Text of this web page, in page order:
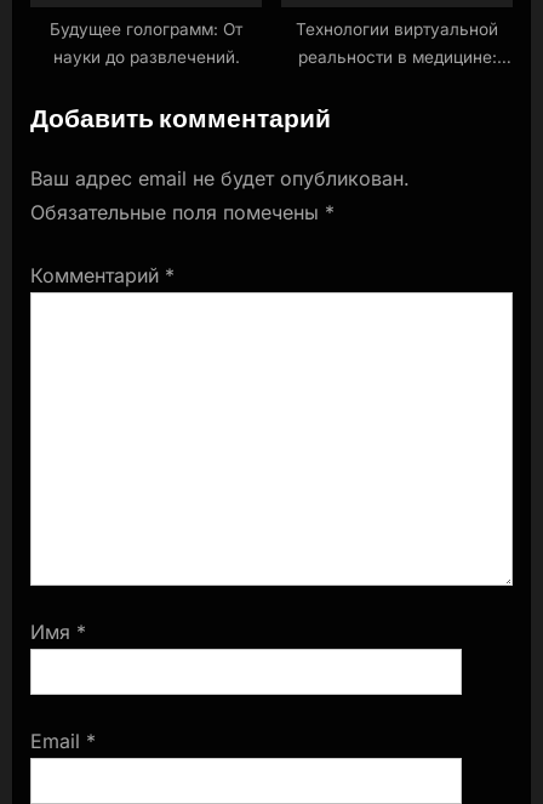
Будущее голограмм: От
науки до развлечений.
Технологии виртуальной
реальности в медицине:
психических расстройств.
Добавить комментарий
Ваш адрес email не будет опубликован.
Обязательные поля помечены *
Комментарий *
Имя *
Email *